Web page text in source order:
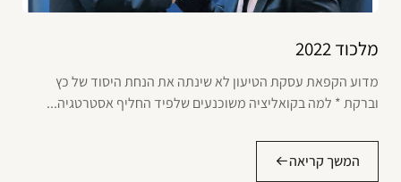
מלכוד 2022
מדוע הקפאת עסקת הטיעון לא שינתה את הנחת היסוד של כץ
וברקת * למה בקואליציה משוכנעים שלפיד החליף אסטרטגיה...
המשך קריאה